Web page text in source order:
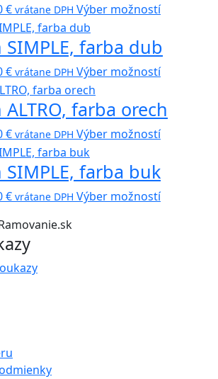
€Price
range:
5.55 €
through
32.20 €
vrátane DPH Výber možnostíTento
má
viacero
variantov.
si
môžete
vybrať
stránke
produktu.
SIMPLE, farba dub
€Price
range:
4.95 €
through
20.80 €
vrátane DPH Výber možnostíTento
má
viacero
variantov.
si
môžete
vybrať
farba orech
€Price
range:
5.55 €
through
32.20 €
vrátane DPH Výber možnostíTento
má
viacero
variantov.
SIMPLE, farba buk
€Price
4.95 €
through
20.80 €
vrátane DPH Výber možnostíTento